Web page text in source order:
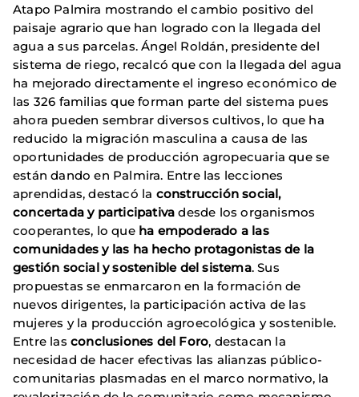
Atapo Palmira mostrando el cambio positivo del
paisaje agrario que han logrado con la llegada del
agua a sus parcelas. Ángel Roldán, presidente del
sistema de riego, recalcó que con la llegada del agua
ha mejorado directamente el ingreso económico de
las 326 familias que forman parte del sistema pues
ahora pueden sembrar diversos cultivos, lo que ha
reducido la migración masculina a causa de las
oportunidades de producción agropecuaria que se
están dando en Palmira. Entre las lecciones
aprendidas, destacó la construcción social,
concertada y participativadesde los organismos
cooperantes, lo que ha empoderado a las
comunidades y las ha hecho protagonistas de la
gestión social y sostenible del sistema. Sus
propuestas se enmarcaron en la formación de
nuevos dirigentes, la participación activa de las
mujeres y la producción agroecológica y sostenible.
Entre las conclusiones del Foro, destacan la
necesidad de hacer efectivas las alianzas público-
comunitarias plasmadas en el marco normativo, la